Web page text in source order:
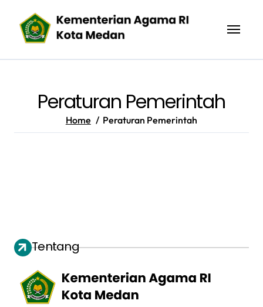
content
Peraturan Pemerintah
Home Peraturan Pemerintah
Tentang